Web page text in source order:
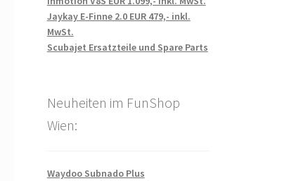
Jaykay E-Finne 2.0 EUR 479,- inkl.
MwSt.
Scubajet Ersatzteile und Spare Parts
Neuheiten im FunShop
Wien:
Waydoo Subnado Plus